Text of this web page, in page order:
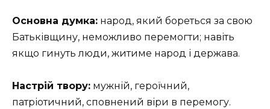
Основна думка: народ, який бореться за свою
Батьківщину, неможливо перемогти; навіть
якщо гинуть люди, житиме народ і держава.
Настрій твору: мужній, героїчний,
патріотичний, сповнений віри в перемогу.